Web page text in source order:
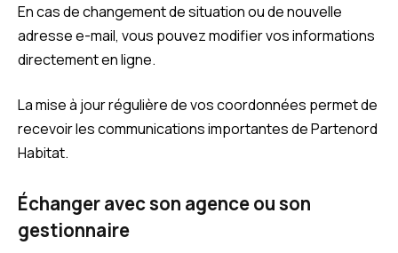
En cas de changement de situation ou de nouvelle
adresse e-mail, vous pouvez modifier vos informations
directement en ligne.
La mise à jour régulière de vos coordonnées permet de
recevoir les communications importantes de Partenord
Habitat.
Échanger avec son agence ou son
gestionnaire